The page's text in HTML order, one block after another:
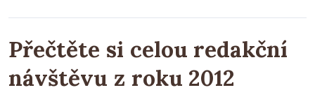
Přečtěte si celou redakční
návštěvu z roku 2012